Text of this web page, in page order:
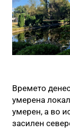
Времето
умерена
умерен, а во
засилен